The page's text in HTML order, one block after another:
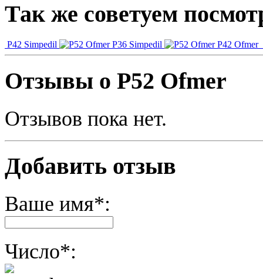
Так же советуем
P42 Simpedil P36 Simpedil Р42 Ofmer
Отзывы о Р52 Ofmer
Отзывов пока нет.
Добавить отзыв
Ваше имя*:
Число*: